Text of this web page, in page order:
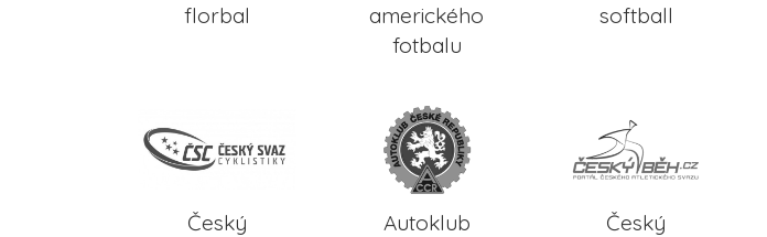
florbal
amerického
fotbalu
softball
Český
Autoklub
Český